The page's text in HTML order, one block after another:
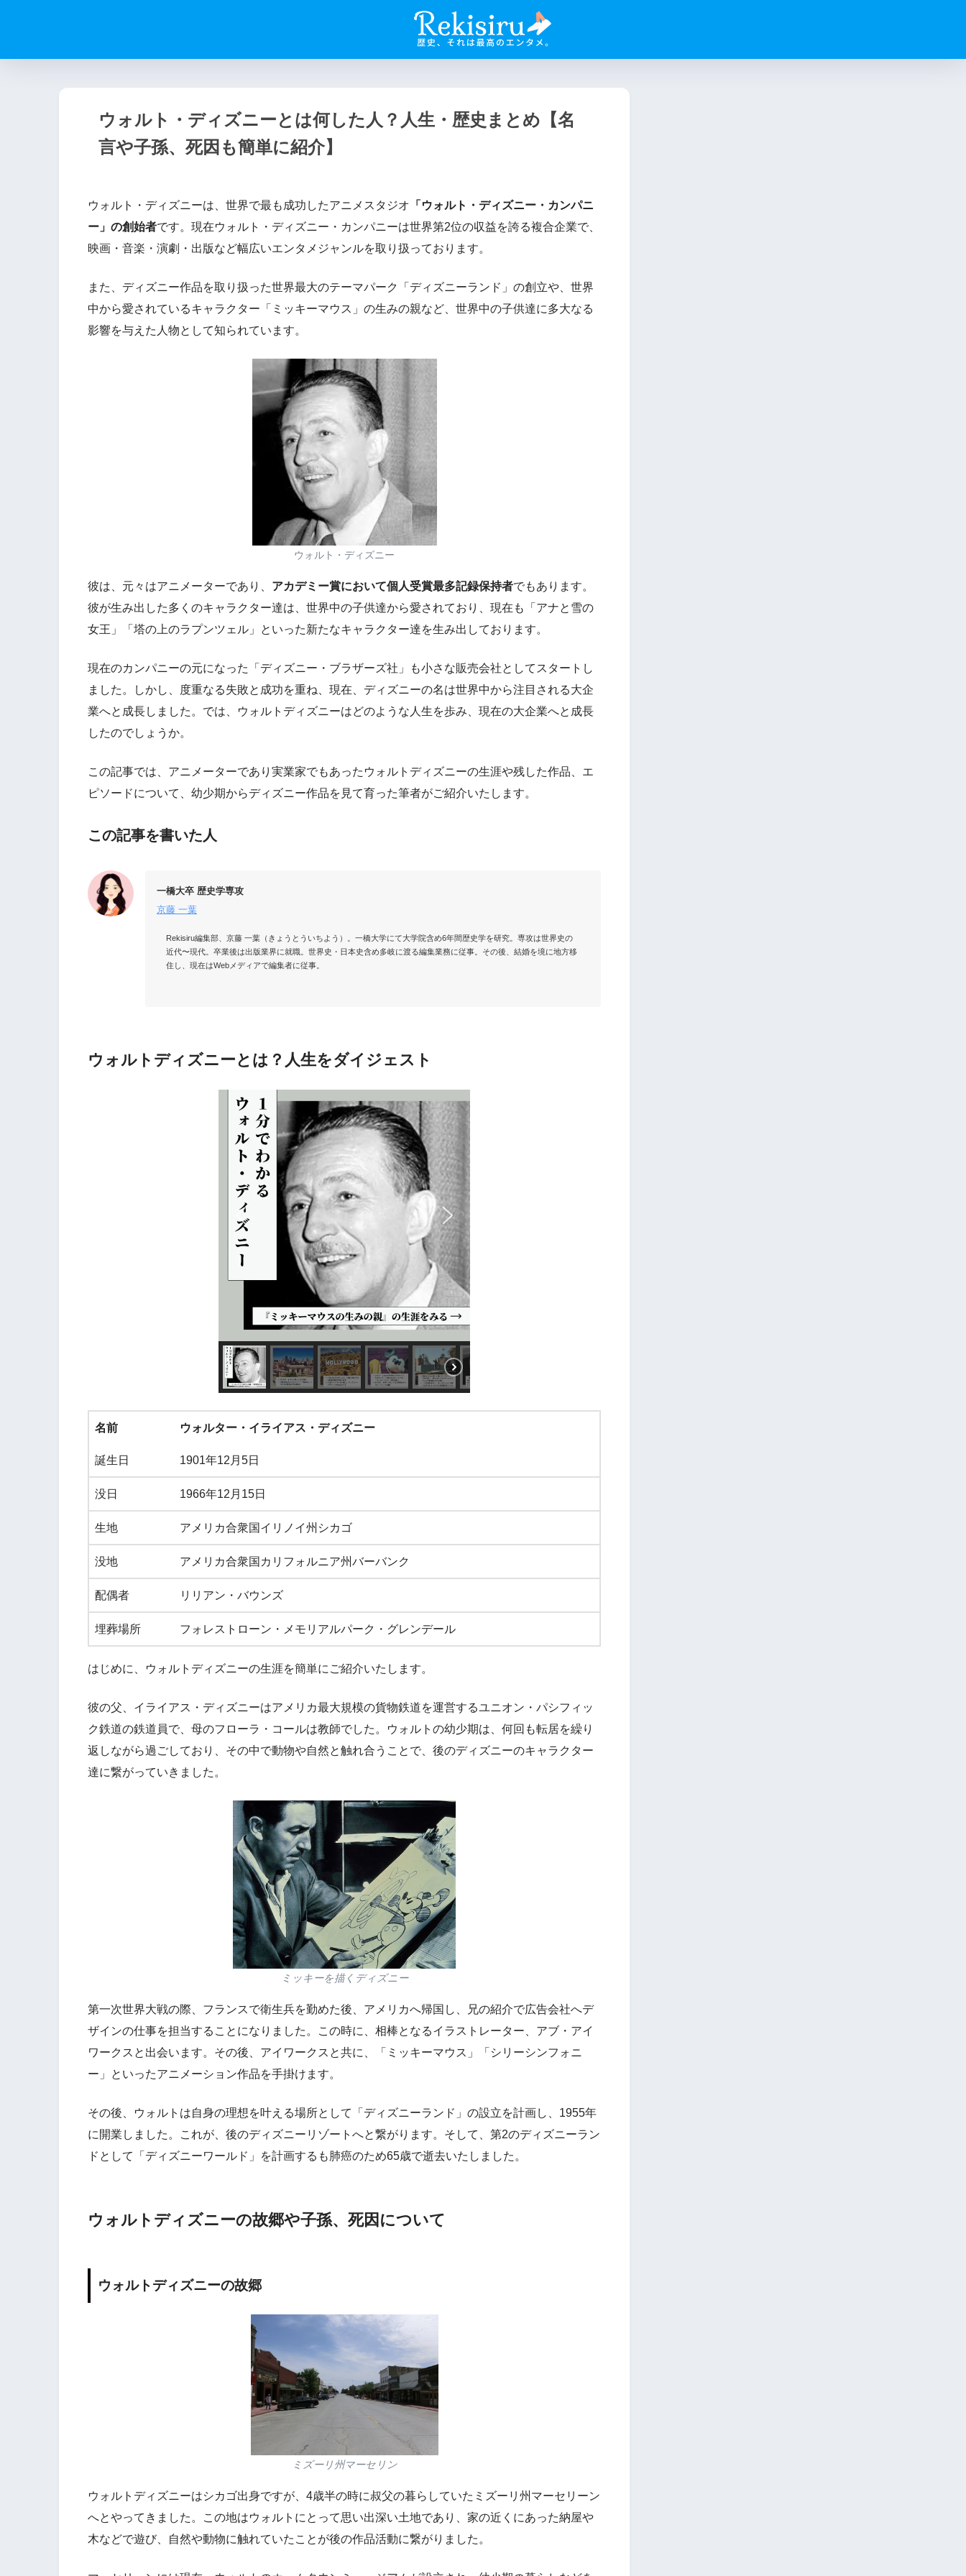
ウォルト・ディズニーとは何した人？人生・歴史まとめ【名
言や子孫、死因も簡単に紹介】
ウォルト・ディズニーは、世界で最も成功したアニメスタジオ 「ウォルト・ディズニー・カンパニ
ー」の創始者です。現在ウォルト・ディズニー・カンパニーは世界第2位の収益を誇る複合企業で、
映画・音楽・演劇・出版など幅広いエンタメジャンルを取り扱っております。
また、ディズニー作品を取り扱った世界最大のテーマパーク「ディズニーランド」の創立や、世界
中から愛されているキャラクター「ミッキーマウス」の生みの親など、世界中の子供達に多大なる
影響を与えた人物として知られています。
ウォルト・ディズニー
彼は、元々はアニメーターであり、 アカデミー賞において個人受賞最多記録保持者でもあります。
彼が生み出した多くのキャラクター達は、世界中の子供達から愛されており、現在も「アナと雪の
女王」「塔の上のラプンツェル」といった新たなキャラクター達を生み出しております。
現在のカンパニーの元になった「ディズニー・ブラザーズ社」も小さな販売会社としてスタートし
ました。しかし、度重なる失敗と成功を重ね、現在、ディズニーの名は世界中から注目される大企
業へと成長しました。では、ウォルトディズニーはどのような人生を歩み、現在の大企業へと成長
したのでしょうか。
この記事では、アニメーターであり実業家でもあったウォルトディズニーの生涯や残した作品、エ
ピソードについて、幼少期からディズニー作品を見て育った筆者がご紹介いたします。
この記事を書いた人
一橋大卒 歴史学専攻
京藤 一葉
Rekisiru編集部、京藤 一葉（きょうとういちよう）。一橋大学にて大学院含め6年間歴史学を研究。専攻は世界史の
近代〜現代。卒業後は出版業界に就職。世界史・日本史含め多岐に渡る編集業務に従事。その後、結婚を境に地方移
住し、現在はWebメディアで編集者に従事。
ウォルトディズニーとは？人生をダイジェスト
名前 ウォルター・イライアス・ディズニー
誕生日 1901年12月5日
没日 1966年12月15日
生地 アメリカ合衆国イリノイ州シカゴ
没地 アメリカ合衆国カリフォルニア州バーバンク
配偶者 リリアン・バウンズ
埋葬場所 フォレストローン・メモリアルパーク・グレンデール
はじめに、ウォルトディズニーの生涯を簡単にご紹介いたします。
彼の父、イライアス・ディズニーはアメリカ最大規模の貨物鉄道を運営するユニオン・パシフィッ
ク鉄道の鉄道員で、母のフローラ・コールは教師でした。ウォルトの幼少期は、何回も転居を繰り
返しながら過ごしており、その中で動物や自然と触れ合うことで、後のディズニーのキャラクター
達に繋がっていきました。
ミッキーを描くディズニー
第一次世界大戦の際、フランスで衛生兵を勤めた後、アメリカへ帰国し、兄の紹介で広告会社へデ
ザインの仕事を担当することになりました。この時に、相棒となるイラストレーター、アブ・アイ
ワークスと出会います。その後、アイワークスと共に、「ミッキーマウス」「シリーシンフォニ
ー」といったアニメーション作品を手掛けます。
その後、ウォルトは自身の理想を叶える場所として「ディズニーランド」の設立を計画し、1955年
に開業しました。これが、後のディズニーリゾートへと繋がります。そして、第2のディズニーラン
ドとして「ディズニーワールド」を計画するも肺癌のため65歳で逝去いたしました。
ウォルトディズニーの故郷や子孫、死因について
ウォルトディズニーの故郷
ミズーリ州マーセリン
ウォルトディズニーはシカゴ出身ですが、4歳半の時に叔父の暮らしていたミズーリ州マーセリーン
へとやってきました。この地はウォルトにとって思い出深い土地であり、家の近くにあった納屋や
木などで遊び、自然や動物に触れていたことが後の作品活動に繋がりました。